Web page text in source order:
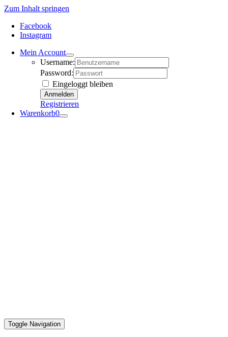
Zum Inhalt springen
Facebook
Instagram
Mein Account
Username:
Password:
Eingeloggt bleiben
Registrieren
Warenkorb0
Toggle Navigation